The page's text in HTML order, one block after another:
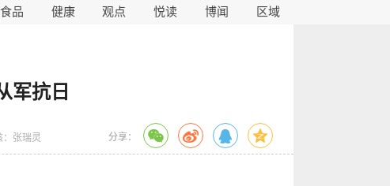
食品 健康 观点 悦读 博闻 区域
军抗日
：张瑞灵 分享：